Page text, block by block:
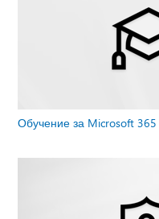
Обучение за Microsoft 365